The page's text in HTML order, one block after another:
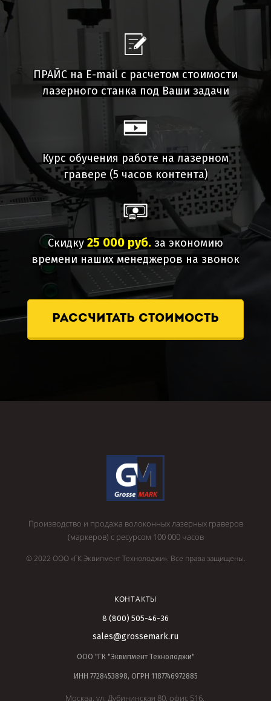
ПРАЙС на E-mail с расчетом стоимости
лазерного станка под Ваши задачи
Курс обучения работе на лазерном
гравере (5 часов контента)
Скидку 25 000 руб. за экономию
времени наших менеджеров на звонок
рассчитать стоимость
Производство и продажа волоконных лазерных граверов
(маркеров) с ресурсом 100 000 часов
© 2022 ООО «ГК Эквипмент Технолоджи». Все права защищены.
КОНТАКТЫ
8 (800) 505-46-36
sales@grossemark.ru
ООО "ГК "Эквипмент Технолоджи"
ИНН 7728453898, ОГРН 1187746972885
Москва, ул. Дубининская 80, офис 516.